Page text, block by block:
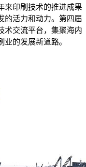
来印刷技术的推进成果
的活力和动力。第四届
术交流平台，集聚海内
的发展新道路。